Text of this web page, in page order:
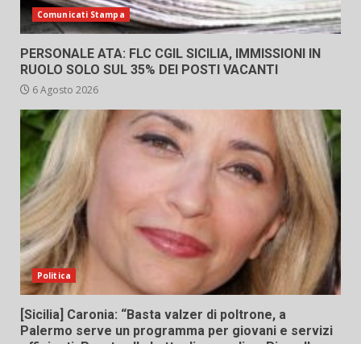
Comunicati Stampa
PERSONALE ATA: FLC CGIL SICILIA, IMMISSIONI IN
RUOLO SOLO SUL 35% DEI POSTI VACANTI
6 Agosto 2026
Politica
[Sicilia] Caronia: “Basta valzer di poltrone, a
Palermo serve un programma per giovani e servizi